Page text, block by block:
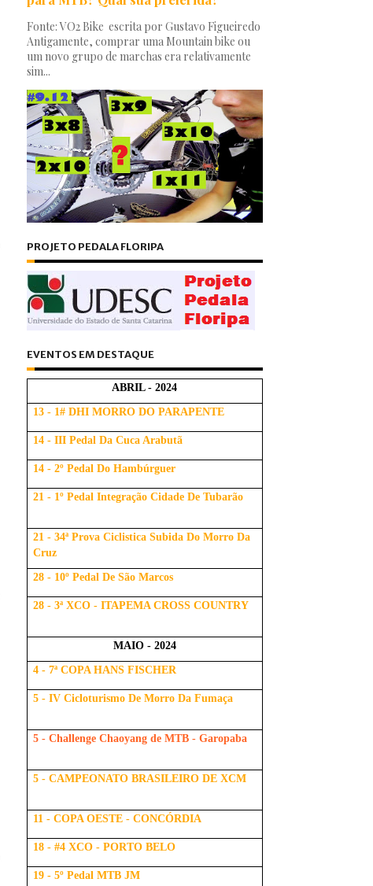
Fonte: VO2 Bike escrita por Gustavo Figueiredo
Antigamente, comprar uma Mountain bike ou
um novo grupo de marchas era relativamente
sim...
PROJETO PEDALA FLORIPA
EVENTOS EM DESTAQUE
ABRIL - 2024
13 - 1# DHI MORRO DO PARAPENTE
14 - III Pedal Da Cuca Arabutã
14 - 2º Pedal Do Hambúrguer
21 - 1º Pedal Integração Cidade De Tubarão
21 - 34ª Prova Ciclistica Subida Do Morro Da
Cruz
28 - 10º Pedal De São Marcos
28 - 3ª XCO - ITAPEMA CROSS COUNTRY
MAIO - 2024
4 - 7ª COPA HANS FISCHER
5 - IV Cicloturismo De Morro Da Fumaça
5 - Challenge Chaoyang de MTB - Garopaba
5 - CAMPEONATO BRASILEIRO DE XCM
11 - COPA OESTE - CONCÓRDIA
18 - #4 XCO - PORTO BELO
19 - 5º Pedal MTB JM